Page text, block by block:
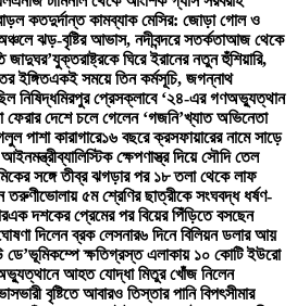
কতদুর্দান্ত কামব্যাক মেসির: জোড়া গোল ও
ঝড়-বৃষ্টির আভাস, নদীবন্দরে সতর্কতাআজ থেকে
জাদুঘর’যুক্তরাষ্ট্রকে ঘিরে ইরানের নতুন হুঁশিয়ারি,
ইঙ্গিতএকই সময়ে তিন কর্মসূচি, জগন্নাথ
নিষিদ্ধমিরপুর প্রেসক্লাবে ‘২৪-এর গণঅভ্যুত্থান
ফেরার দেশে চলে গেলেন ‘গজনি’খ্যাত অভিনেতা
পাশা কারাগারে১৬ বছরে ক্রসফায়ারের নামে সাড়ে
ব্যালিস্টিক ক্ষেপণাস্ত্র দিয়ে সৌদি তেল
সঙ্গে তীব্র ঝগড়ার পর ১৮ তলা থেকে লাফ
তরুণীভোলায় ৫ম শ্রেণির ছাত্রীকে সংঘবদ্ধ ধর্ষণ-
এক দশকের প্রেমের পর বিয়ের পিঁড়িতে বসছেন
দিলেন ব্রক লেসনার৬ দিনে বিলিয়ন ডলার আয়
ডে’ভূমিকম্পে ক্ষতিগ্রস্ত এলাকায় ১০ কোটি ইউরো
আহত যোদ্ধা মিতুর খোঁজ নিলেন
ভারী বৃষ্টিতে আবারও তিস্তার পানি বিপৎসীমার